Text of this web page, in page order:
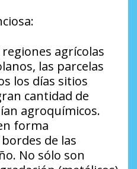
agrícolas
las parcelas
los días sitios
cantidad de
agroquímicos.
forma
de las
No sólo son